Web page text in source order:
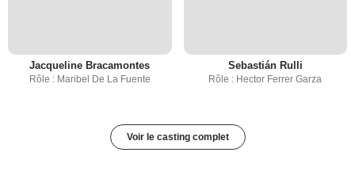
Jacqueline Bracamontes
Rôle : Maribel De La Fuente
Sebastián Rulli
Rôle : Hector Ferrer Garza
Voir le casting complet